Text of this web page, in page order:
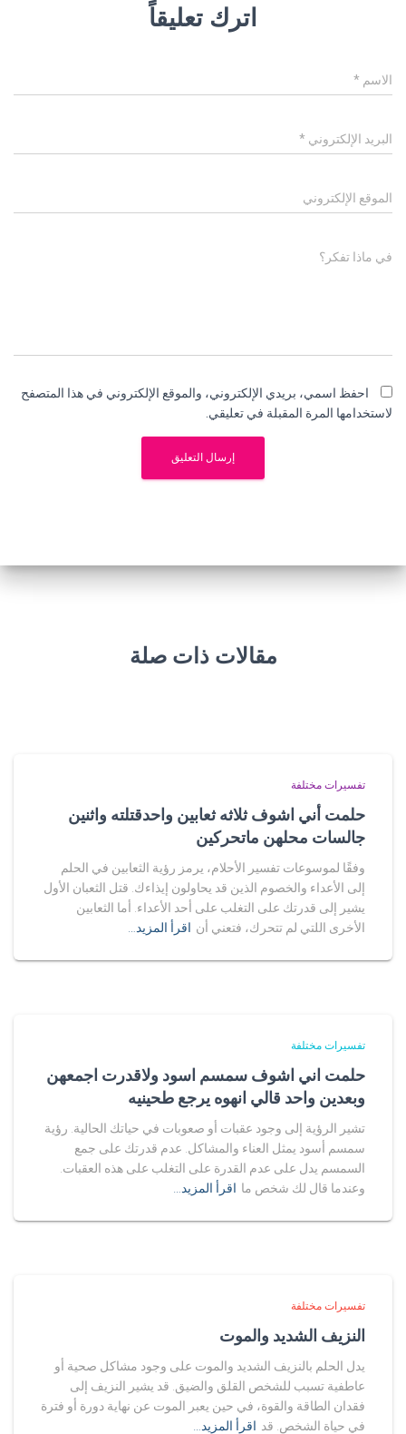
اترك تعليقاً
الاسم *
البريد الإلكتروني *
الموقع الإلكتروني
في ماذا تفكر؟
احفظ اسمي، بريدي الإلكتروني، والموقع الإلكتروني في هذا المتصفح
لاستخدامها المرة المقبلة في تعليقي.
مقالات ذات صلة
تفسيرات مختلفة
حلمت أني اشوف ثلاثه ثعابين واحدقتلته واثنين
جالسات محلهن ماتحركين
وفقًا لموسوعات تفسير الأحلام، يرمز رؤية الثعابين في الحلم
إلى الأعداء والخصوم الذين قد يحاولون إيذاءك. قتل الثعبان الأول
يشير إلى قدرتك على التغلب على أحد الأعداء. أما الثعابين
الأخرى اللتي لم تتحرك، فتعني أن اقرأ المزيد…
تفسيرات مختلفة
حلمت اني اشوف سمسم اسود ولاقدرت اجمعهن
وبعدين واحد قالي انهوه يرجع طحينيه
تشير الرؤية إلى وجود عقبات أو صعوبات في حياتك الحالية. رؤية
سمسم أسود يمثل العناء والمشاكل. عدم قدرتك على جمع
السمسم يدل على عدم القدرة على التغلب على هذه العقبات.
وعندما قال لك شخص ما اقرأ المزيد…
تفسيرات مختلفة
النزيف الشديد والموت
يدل الحلم بالنزيف الشديد والموت على وجود مشاكل صحية أو
عاطفية تسبب للشخص القلق والضيق. قد يشير النزيف إلى
فقدان الطاقة والقوة، في حين يعبر الموت عن نهاية دورة أو فترة
في حياة الشخص. قد اقرأ المزيد…